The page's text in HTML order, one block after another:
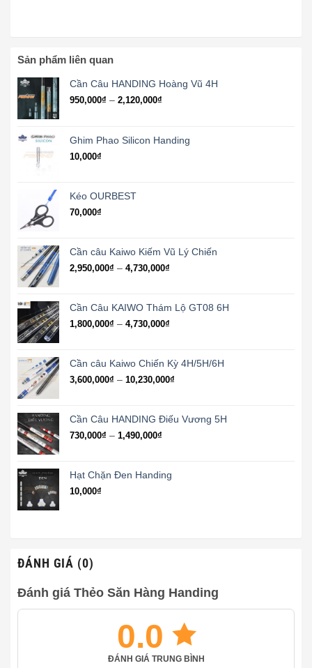
Sản phẩm liên quan
Cần Câu HANDING Hoàng Vũ 4H
950,000₫ – 2,120,000₫
950,000₫
Ghim Phao Silicon Handing
10,000₫
Kéo OURBEST
70,000₫
Cần câu Kaiwo Kiếm Vũ Lý Chiến
2,950,000₫ – 4,730,000₫
2,950,000₫
Cần Câu KAIWO Thám Lộ GT08 6H
1,800,000₫ – 4,730,000₫
1,800,000₫
đến
4,730,000₫
Cần câu Kaiwo Chiến Kỳ 4H/5H/6H
3,600,000₫ – 10,230,000₫
3,600,000₫
Cần Câu HANDING Điếu Vương 5H
730,000₫ – 1,490,000₫
730,000₫
Hạt Chặn Đen Handing
10,000₫
ĐÁNH GIÁ (0)
Đánh giá Thẻo Săn Hàng Handing
0.0
ĐÁNH GIÁ TRUNG BÌNH